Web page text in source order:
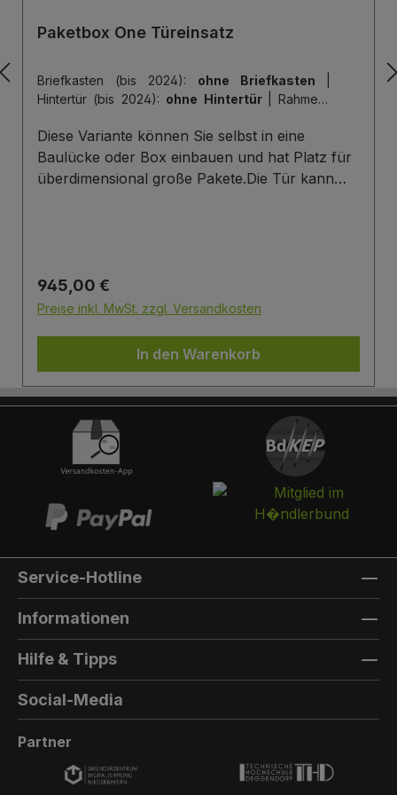
Paketbox One Türeinsatz
Briefkasten (bis 2024): ohne Briefkasten
Hintertür (bis 2024): ohne Hintertür
Tür-Farbe (bis 2024):Tür: Anthracite Grey
Diese Variante können Sie selbst in eine
Baulücke oder Box einbauen und hat Platz für
überdimensional große Pakete.Die Tür kann
dieses verschlossen und kann erst wieder mit
einem Schlüssel geöffnet werden. Die Tür wird
heißt, Sie können den selben Schließzylinder
verbauen, den Sie auch an Ihrer Haustüre
haben und die Paketbox mit dem selben
Schlüssel öffnen.Briefkasten:Optional kann ein
Briefkasten integriert werden. Die Post landet in
einem separaten und absperrbaren
Auffangkorb. Hintertür:Wenn Sie von zwei
Seiten einen Zugang zu Ihrem Paketfach
benötigen, können Sie eine Hintertür
die gleiche Farbe, wie die Farbe, die Sie für die
vordere Pakettür auswählen.Der Aufbau ist
baugleich zur Vordertür, allerdings gibt es keine
Einmalöffnungsfunktion, keinen Briefkasten
Außenmaterial: 8mm HPL(High Pressure
Laminate) - Kompaktfaserplatten der Firma
Trespa Bei Sonderfarbe: Bezeichnung der
Sonderfarben verlängert sich um 5 bis 6
Regulärer Preis:
945,00 €
Preise inkl. MwSt. zzgl. Versandkosten
In den Warenkorb
Service-Hotline
Informationen
Hilfe & Tipps
Social-Media
Partner